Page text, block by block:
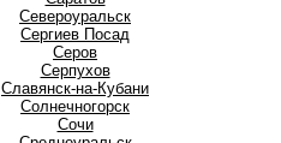
Североуральск
Сергиев Посад
Серов
Серпухов
Славянск-на-Кубани
Солнечногорск
Сочи